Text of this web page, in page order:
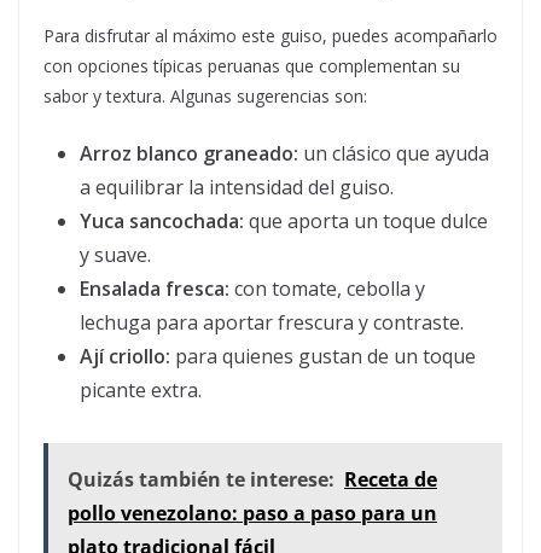
Para disfrutar al máximo este guiso, puedes acompañarlo
con opciones típicas peruanas que complementan su
sabor y textura. Algunas sugerencias son:
Arroz blanco graneado: un clásico que ayuda
a equilibrar la intensidad del guiso.
Yuca sancochada: que aporta un toque dulce
y suave.
Ensalada fresca: con tomate, cebolla y
lechuga para aportar frescura y contraste.
Ají criollo: para quienes gustan de un toque
picante extra.
Quizás también te interese: Receta de
pollo venezolano: paso a paso para un
plato tradicional fácil